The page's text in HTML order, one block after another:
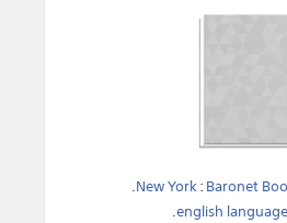
New York:Baronet
.
english language
.